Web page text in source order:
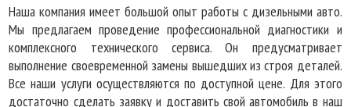
Наша компания имеет большой опыт работы с дизельными авто.
Мы предлагаем проведение профессиональной диагностики и
комплексного технического сервиса. Он предусматривает
выполнение своевременной замены вышедших из строя деталей.
Все наши услуги осуществляются по доступной цене. Для этого
достаточно сделать заявку и доставить свой автомобиль в наш